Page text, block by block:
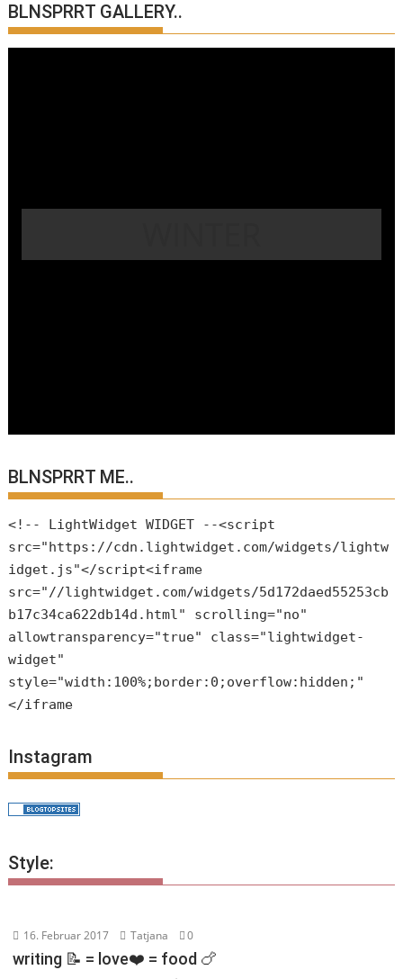
BLNSPRRT GALLERY..
BLNSPRRT ME..
<!-- LightWidget WIDGET --<script
src="https://cdn.lightwidget.com/widgets/lightw
idget.js"</script<iframe
src="//lightwidget.com/widgets/5d172daed55253cb
b17c34ca622db14d.html" scrolling="no"
allowtransparency="true" class="lightwidget-
widget"
style="width:100%;border:0;overflow:hidden;"
</iframe
Instagram
Style:
16. Februar 2017 Tatjana 0
writing 📝 = love❤️ = food 🍗